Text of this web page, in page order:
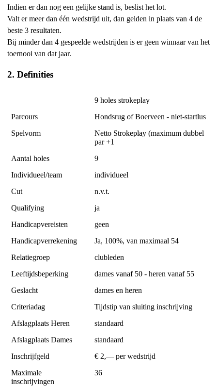
Indien er dan nog een gelijke stand is, beslist het lot.
Valt er meer dan één wedstrijd uit, dan gelden in plaats van 4 de
beste 3 resultaten.
Bij minder dan 4 gespeelde wedstrijden is er geen winnaar van het
toernooi van dat jaar.
2. Definities
9 holes strokeplay
Parcours
Hondsrug of Boerveen - niet-startlus
Spelvorm
Netto Strokeplay (maximum dubbel
par +1
Aantal holes
9
Individueel/team
individueel
Cut
n.v.t.
Qualifying
ja
Handicapvereisten
geen
Handicapverrekening
Ja, 100%, van maximaal 54
Relatiegroep
clubleden
Leeftijdsbeperking
dames vanaf 50 - heren vanaf 55
Geslacht
dames en heren
Criteriadag
Tijdstip van sluiting inschrijving
Afslagplaats Heren
standaard
Afslagplaats Dames
standaard
Inschrijfgeld
€ 2,— per wedstrijd
Maximale
inschrijvingen
36